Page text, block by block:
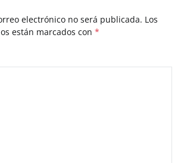
electrónico no será publicada. Los
están marcados con *